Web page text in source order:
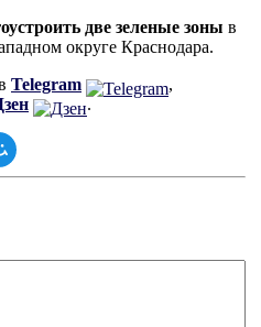
две зеленые зоны в
округе Краснодара.
Telegram
,
.